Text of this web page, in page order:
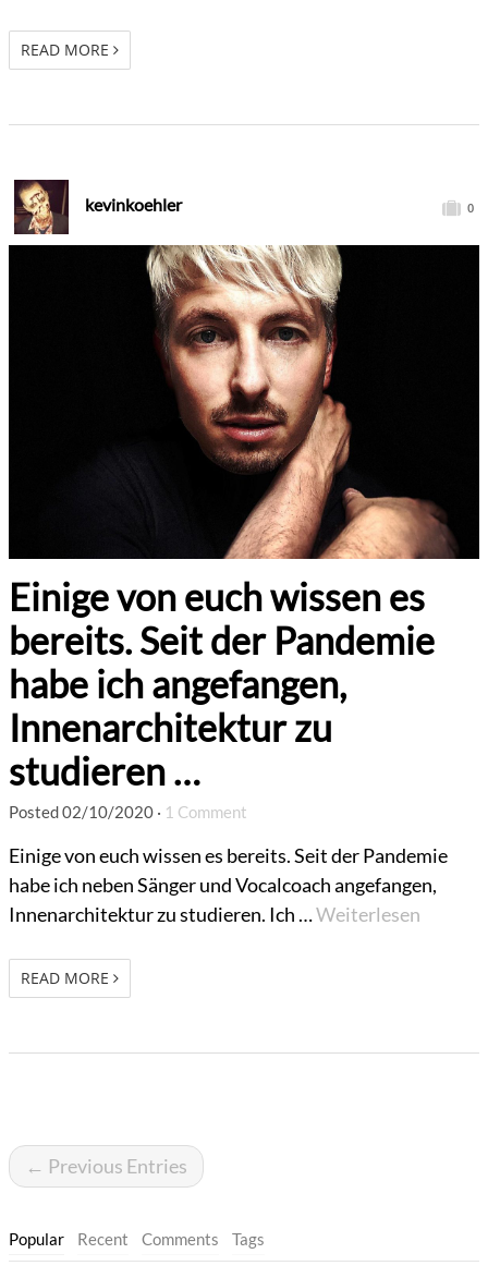
READ MORE
kevinkoehler 0
Einige von euch wissen es
bereits. Seit der Pandemie
habe ich angefangen,
Innenarchitektur zu
studieren …
Posted02/10/2020 · 1 Comment
Einige von euch wissen es bereits. Seit der Pandemie
habe ich neben Sänger und Vocalcoach angefangen,
Innenarchitektur zu studieren. Ich …Weiterlesen
READ MORE
← Previous Entries
Popular Recent Comments Tags